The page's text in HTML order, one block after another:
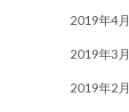
2019年4月
2019年3月
2019年2月